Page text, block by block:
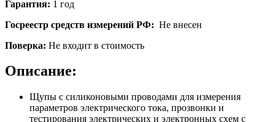
Гарантия: 1 год
Госреестр средств измерений РФ: Не внесен
Поверка: Не входит в стоимость
Описание:
Щупы с силиконовыми проводами для измерения
параметров электрического тока, прозвонки и
тестирования электрических и электронных схем с